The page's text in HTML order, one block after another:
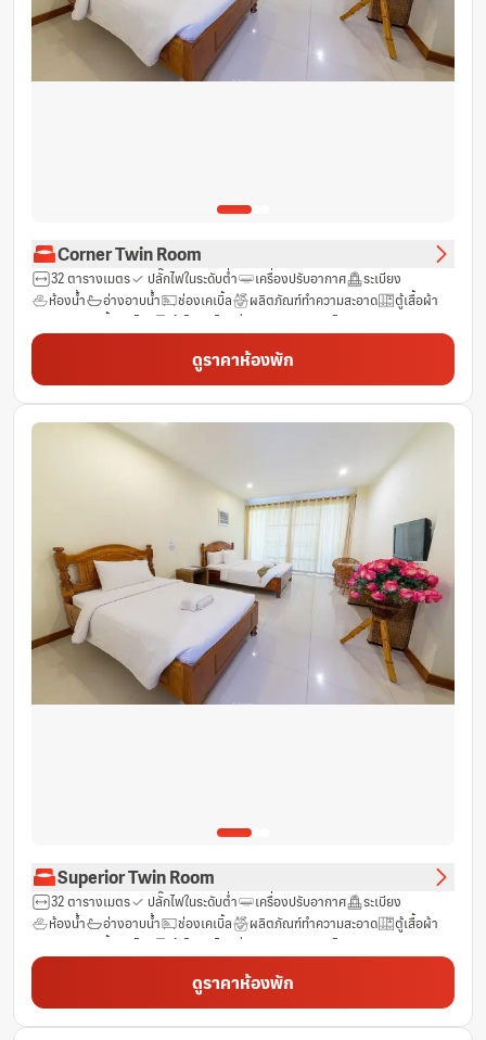
Corner Twin Room
32 ตารางเมตร ปลั๊กไฟในระดับต่ำ เครื่องปรับอากาศ
ระเบียง
ห้องน้ำ
อ่างอาบน้ำ ช่องเคเบิ้ล ผลิตภัณฑ์ทำความสะอาด
ตู้เสื้อผ้า
โต๊ะ ตู้เย็น ไดร์เป่าผม อินเทอร์เน็ต LAN
โทรศัพท์ ของใช้ในห้องน้ำ
น้ำดื่มบรรจุขวด (ฟรี)
ดูราคาห้องพัก
Superior Twin Room
32 ตารางเมตร ปลั๊กไฟในระดับต่ำ เครื่องปรับอากาศ
ระเบียง
ห้องน้ำ
อ่างอาบน้ำ ช่องเคเบิ้ล ผลิตภัณฑ์ทำความสะอาด
ตู้เสื้อผ้า
โต๊ะ ตู้เย็น ไดร์เป่าผม อินเทอร์เน็ต LAN
โทรศัพท์ ของใช้ในห้องน้ำ
น้ำดื่มบรรจุขวด (ฟรี)
ดูราคาห้องพัก